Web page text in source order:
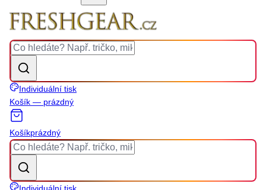
Individuální tisk
Košík — prázdný
Košíkprázdný
Individuální tisk